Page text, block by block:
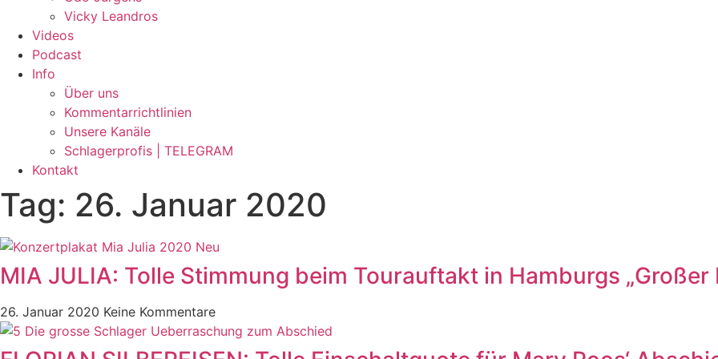
Vicky Leandros
Videos
Podcast
Info
Über uns
Kommentarrichtlinien
Unsere Kanäle
Schlagerprofis | TELEGRAM
Kontakt
Tag: 26. Januar 2020
MIA JULIA: Tolle Stimmung beim Tourauftakt in Hamburgs „Großer
26. Januar 2020 Keine Kommentare